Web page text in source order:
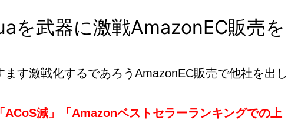
を武器に激戦AmazonEC販売を
ます激戦化するであろうAmazonEC販売で他社を出し
ACoS減」「Amazonベストセラーランキングでの上